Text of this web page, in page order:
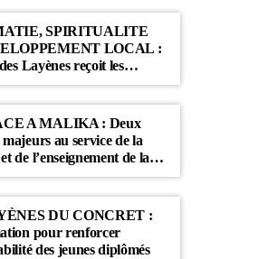
SPIRITUALITE
LOCAL :
Layènes reçoit les
de Belgique et des
A MALIKA : Deux
au service de la
de l’enseignement de la
Layène
DU CONCRET :
pour renforcer
des jeunes diplômés